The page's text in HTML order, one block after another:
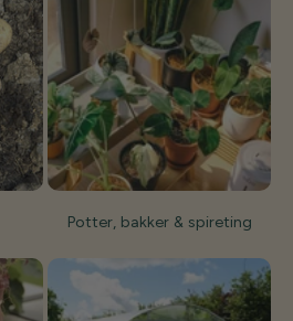
Potter, bakker & spireting